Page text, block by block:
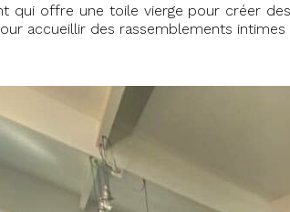
qui offre une toile vierge pour créer
accueillir des rassemblements